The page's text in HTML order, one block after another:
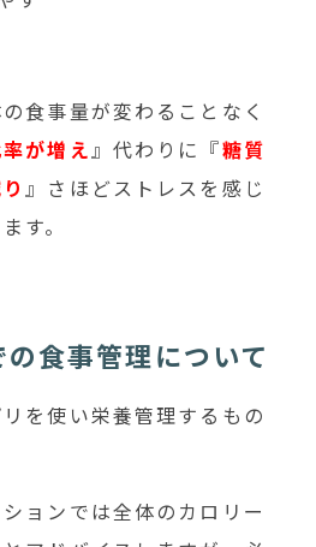
食事量が変わることなく
が増え 』代わりに『糖質
』さほどストレスを感じ
す。
食事管理について
を使い栄養管理するもの
ョンでは全体のカロリー